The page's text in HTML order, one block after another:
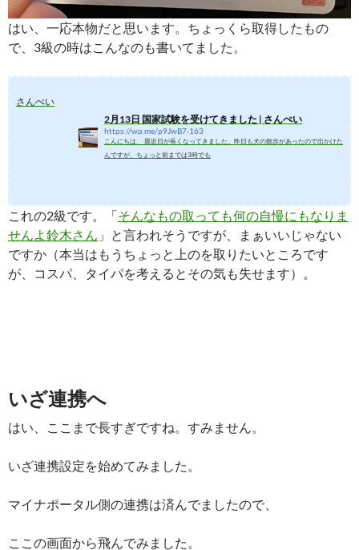
はい、一応本物だと思います。ちょっくら取得したもの
で、3級の時はこんなのも書いてました。
さんぺい
2月13日 国家試験を受けてきました | さんぺい
https://wp.me/p9JwB7-163
こんにちは、 最近日が長くなってきました。昨日も犬の散歩があったので出かけた
んですが、ちょっと前までは3時でも
これの2級です。「そんなもの取っても何の自慢にもなりま
せんよ鈴木さん 」と言われそうですが、まぁいいじゃない
ですか（本当はもうちょっと上のを取りたいところです
が、コスパ、タイパを考えるとその気も失せます）。
いざ連携へ
はい、ここまで長すぎですね。すみません。
いざ連携設定を始めてみました。
マイナポータル側の連携は済んでましたので、
ここの画面から飛んでみました。